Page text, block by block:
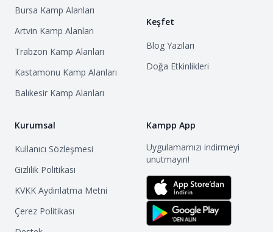
Bursa Kamp Alanları
Artvin Kamp Alanları
Trabzon Kamp Alanları
Kastamonu Kamp Alanları
Balıkesir Kamp Alanları
Keşfet
Blog Yazıları
Doğa Etkinlikleri
Kurumsal
Kullanıcı Sözleşmesi
Gizlilik Politikası
KVKK Aydınlatma Metni
Çerez Politikası
Kampp App
Uygulamamızı indirmeyi
unutmayın!